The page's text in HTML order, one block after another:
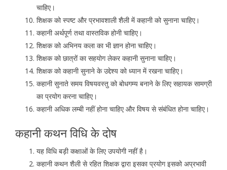
चाहिए।
शिक्षक को स्पष्ट और प्रभावशाली शैली में कहानी को सुनाना चाहिए।
कहानी अर्थपूर्ण तथा वास्तविक होनी चाहिए।
शिक्षक को अभिनय कला का भी ज्ञान होना चाहिए।
शिक्षक को छात्रों का सहयोग लेकर कहानी सुनाना चाहिए।
शिक्षक को कहानी सुनाने के उद्देश्य को ध्यान में रखना चाहिए।
कहानी सुनाते समय विषयवस्तु को बोधगम्य बनाने के लिए सहायक सामग्री
का प्रयोग करना चाहिए।
कहानी अधिक लम्बी नहीं होना चाहिए और विषय से संबंधित होना चाहिए।
कहानी कथन विधि के दोष
यह विधि बड़ी कक्षाओं के लिए उपयोगी नहीं है।
कहानी कथन शैली से रहित शिक्षक द्वारा इसका प्रयोग इसको अप्रभावी